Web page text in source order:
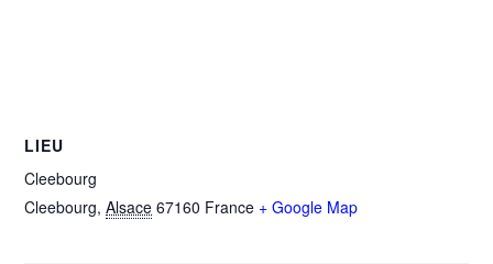
LIEU
Cleebourg
Cleebourg, Alsace 67160 France + Google Map